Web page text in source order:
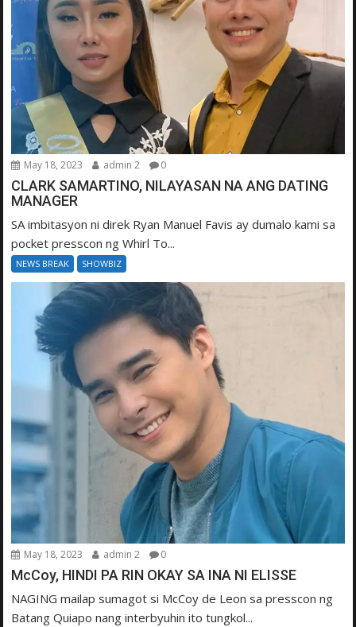
May 18, 2023 admin 2 0
CLARK SAMARTINO, NILAYASAN NA ANG DATING
MANAGER
SA imbitasyon ni direk Ryan Manuel Favis ay dumalo kami sa
pocket presscon ng Whirl To...
NEWS BREAK SHOWBIZ
May 18, 2023 admin 2 0
McCoy, HINDI PA RIN OKAY SA INA NI ELISSE
NAGING mailap sumagot si McCoy de Leon sa presscon ng
Batang Quiapo nang interbyuhin ito tungkol...